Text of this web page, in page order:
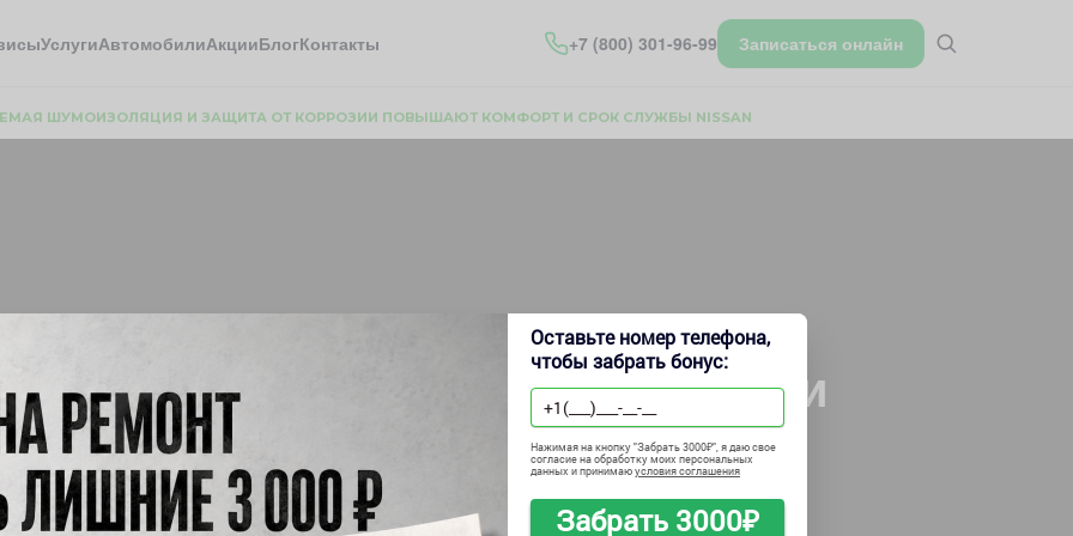
УслугиАвтомобилиАкцииБлогКонтакты +7 (800) 301-96-99 Записаться онлайн
ШУМОИЗОЛЯЦИЯ И ЗАЩИТА ОТ КОРРОЗИИ ПОВЫШАЮТ КОМФОРТ И СРОК СЛУЖБЫ NISSAN
и защита от коррозии
и срок службы Nissan
Оставьте номер телефона,
чтобы забрать бонус:
Нажимая на кнопку "Забрать 3000₽", я даю свое
согласие на обработку моих персональных
данных и принимаюусловия соглашения
Забрать 3000₽